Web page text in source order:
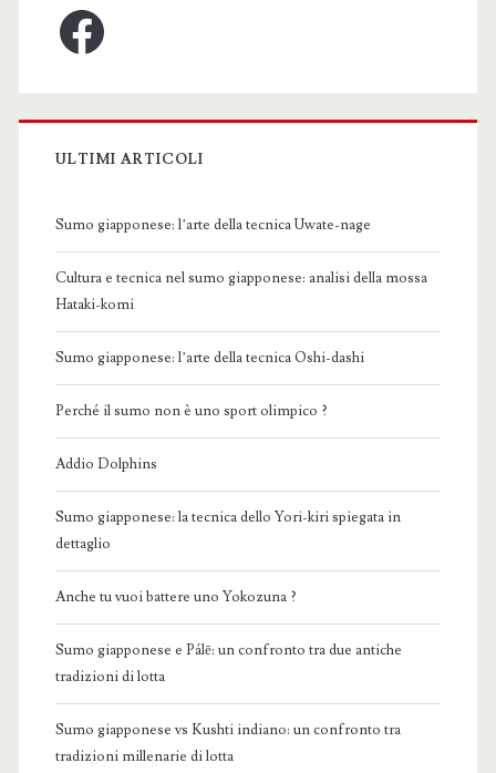
Facebook
ULTIMI ARTICOLI
Sumo giapponese: l’arte della tecnica Uwate-nage
Cultura e tecnica nel sumo giapponese: analisi della mossa
Hataki-komi
Sumo giapponese: l’arte della tecnica Oshi-dashi
Perché il sumo non è uno sport olimpico ?
Addio Dolphins
Sumo giapponese: la tecnica dello Yori-kiri spiegata in
dettaglio
Anche tu vuoi battere uno Yokozuna ?
Sumo giapponese e Pálē: un confronto tra due antiche
tradizioni di lotta
Sumo giapponese vs Kushti indiano: un confronto tra
tradizioni millenarie di lotta